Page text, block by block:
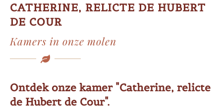
CATHERINE, RELICTE DE HUBERT
DE COUR
Kamers in onze molen
Ontdek onze kamer "Catherine, relicte
de Hubert de Cour".